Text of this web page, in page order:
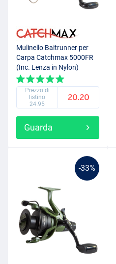
Mulinello Baitrunner per
Carpa Catchmax 5000FR
(Inc. Lenza in Nylon)
Prezzo di
listino
24.95
20.20
Guarda
-33%